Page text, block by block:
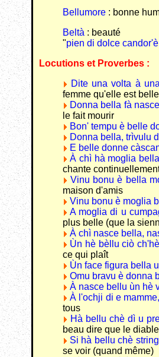
Bellumore : bonne
Beltà : beauté
"pien di dolce
Locutions et Proverbes :
Dite una volta à
femme qu'elle est
Donna bella fà
le fait mourir
Bon' tempu è belle
Donna bella, trìvulu
E belle donne
À chì hà moglia
chante
Vinu bonu è bella
maison d'amis
Vinu bonu è moglia
A moglia di u
plus belle (que la
À chì nasce bella,
Ùn hè bèllu ciò
ce qui plaît
Ùn face figura bella
Omu bravu è donna
À nasce bellu ùn hè
À l'ochji di e
tous
Hà bellu chè dì u
beau dire que le
Si hà bellu chè
se voir (quand même)